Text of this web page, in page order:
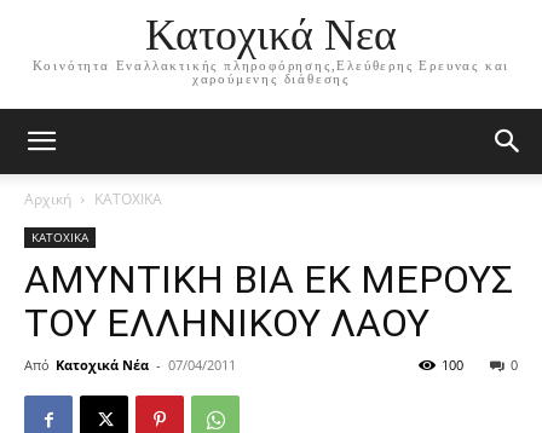
Κατοχικά Νεα
Κοινότητα Εναλλακτικής πληροφόρησης,Ελεύθερης Ερευνας και
χαρούμενης διάθεσης
Αρχική ΚΑΤΟΧΙΚΑ
ΚΑΤΟΧΙΚΑ
ΑΜΥΝΤΙΚΗ ΒΙΑ ΕΚ ΜΕΡΟΥΣ
ΤΟΥ ΕΛΛΗΝΙΚΟΥ ΛΑΟΥ
Από Κατοχικά Νέα - 07/04/2011 0
100